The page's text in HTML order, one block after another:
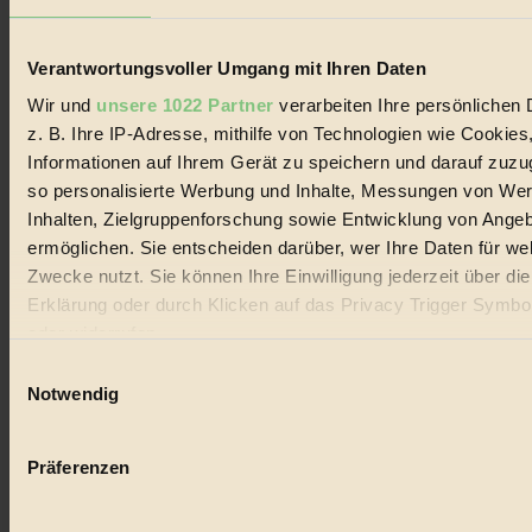
Verantwortungsvoller Umgang mit Ihren Daten
Wir und unsere 1022 Partner verarbeiten Ihre persönlichen
z. B. Ihre IP-Adresse, mithilfe von Technologien wie
Informationen auf Ihrem Gerät zu speichern und darauf
so personalisierte Werbung und Inhalte, Messungen von
Inhalten, Zielgruppenforschung sowie Entwicklung von
ermöglichen. Sie entscheiden darüber, wer Ihre Daten für
Zwecke nutzt. Sie können Ihre Einwilligung jederzeit über
Erklärung oder durch Klicken auf das Privacy Trigger
Wenn Sie es erlauben, würden wir auch gerne:
Ihr Gerät durch aktives Scannen nach bestimmten
Notwendig
Präferenzen
alternativer Energien.
Social Media
22.601 Fans auf Facebook
3.415 Follower auf Twitter
Themen
Bio